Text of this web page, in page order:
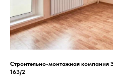
Строительно-монтажная компания
163/2